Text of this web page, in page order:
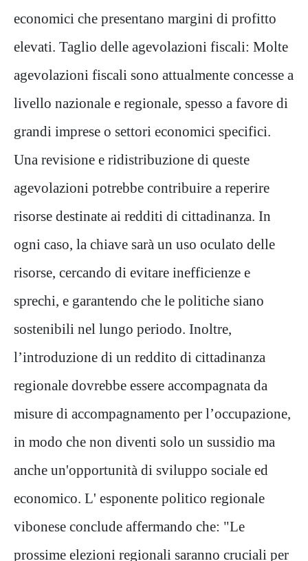
economici che presentano margini di profitto
elevati. Taglio delle agevolazioni fiscali: Molte
agevolazioni fiscali sono attualmente concesse a
livello nazionale e regionale, spesso a favore di
grandi imprese o settori economici specifici.
Una revisione e ridistribuzione di queste
agevolazioni potrebbe contribuire a reperire
risorse destinate ai redditi di cittadinanza. In
ogni caso, la chiave sarà un uso oculato delle
risorse, cercando di evitare inefficienze e
sprechi, e garantendo che le politiche siano
sostenibili nel lungo periodo. Inoltre,
l’introduzione di un reddito di cittadinanza
regionale dovrebbe essere accompagnata da
misure di accompagnamento per l’occupazione,
in modo che non diventi solo un sussidio ma
anche un'opportunità di sviluppo sociale ed
economico. L' esponente politico regionale
vibonese conclude affermando che: "Le
prossime elezioni regionali saranno cruciali per